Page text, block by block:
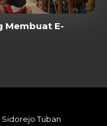
Membuat E-
Sidorejo Tuban